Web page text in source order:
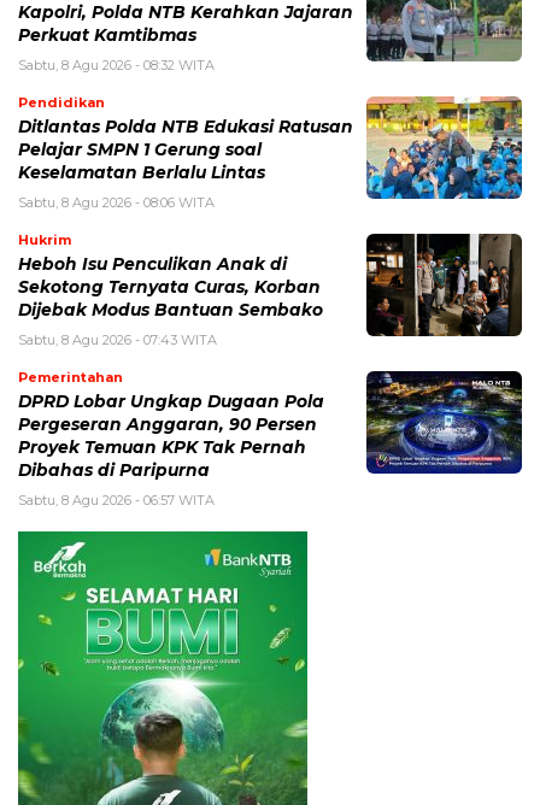
Kapolri, Polda NTB Kerahkan Jajaran
Perkuat Kamtibmas
Sabtu, 8 Agu 2026 - 08:32 WITA
Pendidikan
Ditlantas Polda NTB Edukasi Ratusan
Pelajar SMPN 1 Gerung soal
Keselamatan Berlalu Lintas
Sabtu, 8 Agu 2026 - 08:06 WITA
Hukrim
Heboh Isu Penculikan Anak di
Sekotong Ternyata Curas, Korban
Dijebak Modus Bantuan Sembako
Sabtu, 8 Agu 2026 - 07:43 WITA
Pemerintahan
DPRD Lobar Ungkap Dugaan Pola
Pergeseran Anggaran, 90 Persen
Proyek Temuan KPK Tak Pernah
Dibahas di Paripurna
Sabtu, 8 Agu 2026 - 06:57 WITA